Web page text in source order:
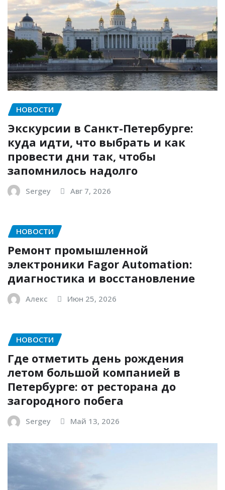
НОВОСТИ
Экскурсии в Санкт-Петербурге:
куда идти, что выбрать и как
провести дни так, чтобы
запомнилось надолго
Sergey Авг 7, 2026
НОВОСТИ
Ремонт промышленной
электроники Fagor Automation:
диагностика и восстановление
Алекс Июн 25, 2026
НОВОСТИ
Где отметить день рождения
летом большой компанией в
Петербурге: от ресторана до
загородного побега
Sergey Май 13, 2026